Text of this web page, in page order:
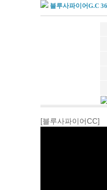
블루사파이어G.C
[블루사파이어CC]